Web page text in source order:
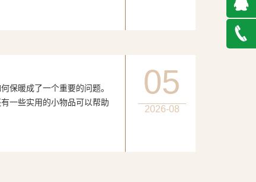
成了一个重要的问题。
一些实用的小物品可以帮助
05
2026-08
QQ在